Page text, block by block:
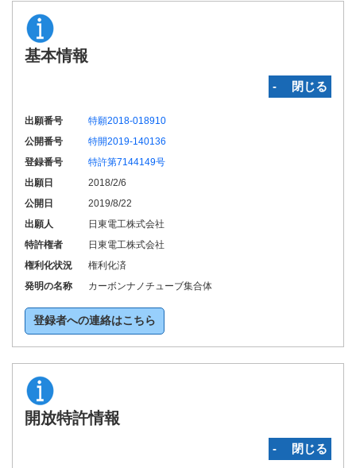
基本情報
‐ 閉じる
出願番号
特願2018-018910
公開番号
特開2019-140136
登録番号
特許第7144149号
出願日
2018/2/6
公開日
2019/8/22
出願人
日東電工株式会社
特許権者
日東電工株式会社
権利化状況
権利化済
発明の名称
カーボンナノチューブ集合体
登録者への連絡はこちら
開放特許情報
‐ 閉じる